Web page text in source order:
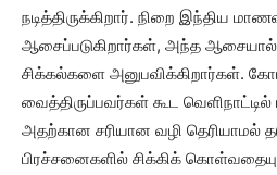
நடித்திருக்கிறார். நிறை இந்திய
ஆசைப்படுகிறார்கள், அந்த ஆசையால்
சிக்கல்களை அனுபவிக்கிறார்கள்.
வைத்திருப்பவர்கள் கூட
அதற்கான சரியான வழி தெரியாமல்
பிரச்சனைகளில் சிக்கிக் கொள்வதையும்